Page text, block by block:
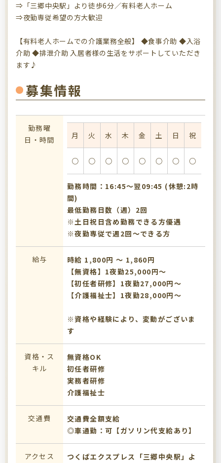
⇒「三郷中央駅」より徒歩6分／有料老人ホーム
⇒夜勤専従希望の方大歓迎
【有料老人ホームでの介護業務全般】 ◆食事介助 ◆入浴
介助 ◆排泄介助 入居者様の生活をサポートしていただき
ます♪
募集情報
勤務曜
日・時間
月 火 水 木 金 土 日 祝
○ ○ ○ ○ ○ ○ ○ ○
勤務時間：16:45〜翌09:45 (休憩:2時
間)
最低勤務日数（週）2回
※土日祝日含め勤務できる方優遇
※夜勤専従で週2回～できる方
給与
時給 1,800円 〜 1,860円
【無資格】1夜勤25,000円～
【初任者研修】1夜勤27,000円～
【介護福祉士】1夜勤28,000円～
※資格や経験により、変動がございま
す
資格・ス
キル
無資格OK
初任者研修
実務者研修
介護福祉士
交通費
交通費全額支給
◎車通勤：可【ガソリン代支給あり】
アクセス
つくばエクスプレス「三郷中央駅」よ